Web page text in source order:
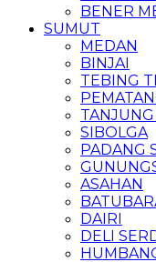
BENER
SUMUT
MEDAN
BINJAI
TEBING
SIBOLGA
PADANG
ASAHAN
DAIRI
DELI